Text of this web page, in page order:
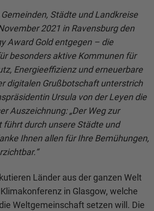
Städte und Landkreise
2021 in Ravensburg den
Award Gold entgegen – die
besonders aktive Kommunen für
Energieeffizienz und erneuerbare
digitalen Grußbotschaft unterstrich
Ursula von der Leyen die
Auszeichnung: „Der Weg zur
durch unsere Städte und
Ihnen allen für Ihre Bemühungen,
Länder aus der ganzen Welt
in Glasgow, welche
Weltgemeinschaft setzen will. Die